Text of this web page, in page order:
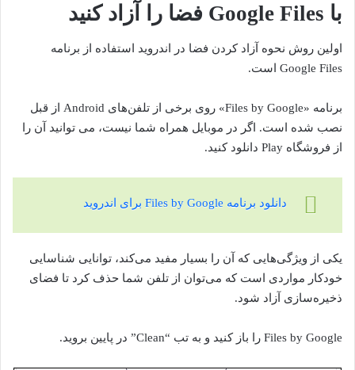
با Google Files فضا را آزاد کنید
اولین روش نحوه آزاد کردن فضا در اندروید استفاده از برنامه
Google Files است.
برنامه «Files by Google» روی برخی از تلفن‌های Android از قبل
نصب شده است. اگر در موبایل همراه شما نیست، می توانید آن را
از فروشگاه Play دانلود کنید.
دانلود برنامه Files by Google برای اندروید
یکی از ویژگی‌هایی که آن را بسیار مفید می‌کند، توانایی شناسایی
خودکار مواردی است که می‌توان از تلفن شما حذف کرد تا فضای
ذخیره‌سازی آزاد شود.
Files by Google را باز کنید و به تب “Clean” در پایین بروید.